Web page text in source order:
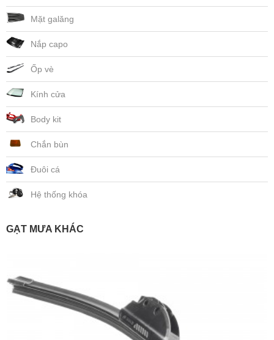
Mặt galăng
Nắp capo
Ốp vè
Kính cửa
Body kit
Chắn bùn
Đuôi cá
Hệ thống khóa
GẠT MƯA KHÁC